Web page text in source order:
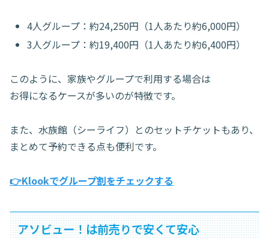
4人グループ：約24,250円（1人あたり約6,000円）
3人グループ：約19,400円（1人あたり約6,400円）
このように、家族やグループで利用する場合は
お得になるケースが多いのが特徴です。
また、水族館（シーライフ）とのセットチケットもあり、
まとめて予約できる点も便利です。
👉Klookでグループ割をチェックする
アソビュー！は前売りで安くて安心